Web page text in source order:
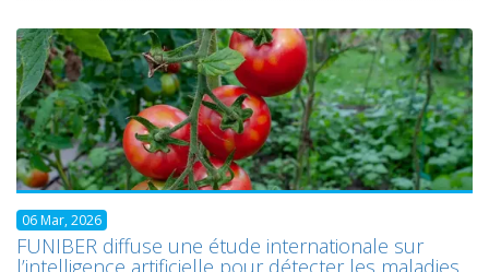
06 Mar, 2026
FUNIBER diffuse une étude internationale sur